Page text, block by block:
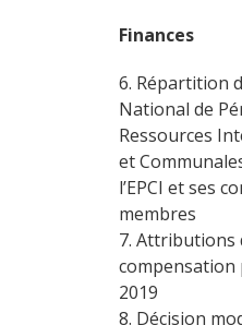
Finances
6. Répartition
National de
Ressources
et
l’EPCI et ses
membres
7. Attributions
compensation
2019
8. Décision